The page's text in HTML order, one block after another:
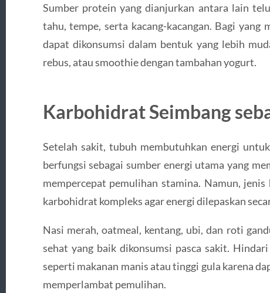
Sumber protein yang dianjurkan antara lain
tahu, tempe, serta kacang-kacangan. Bagi yang
dapat dikonsumsi dalam bentuk yang lebih
rebus, atau smoothie dengan tambahan yogurt.
Karbohidrat Seimbang
Setelah sakit, tubuh membutuhkan energi
berfungsi sebagai sumber energi utama yang
mempercepat pemulihan stamina. Namun,
karbohidrat kompleks agar energi dilepaskan
Nasi merah, oatmeal, kentang, ubi, dan roti
sehat yang baik dikonsumsi pasca sakit.
seperti makanan manis atau tinggi gula karena
memperlambat pemulihan.